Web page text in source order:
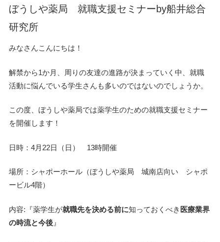
ぼうしや薬局 就職支援セミナーby船井総合
研究所
みなさんこんにちは！
解禁から1か月、周りの友達の進路が決まっていく中、就職
活動に悩んでいる学生さんも多いのではないのでしょうか。
この度、ぼうしや薬局では薬学生のための就職支援セミナー
を開催します！
日時：4月22日（日） 13時開催
場所：シャポーホール（ぼうしや薬局 城南店向い シャポ
ービル4階）
内容:『薬学生が就職先を決める前に知っておくべき 医療業界
の時流と今後』